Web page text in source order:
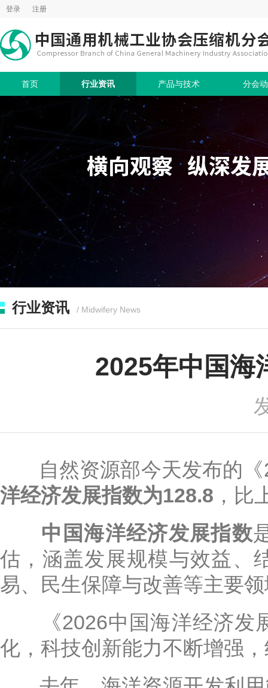
登录 注册
首页 行业资讯 产品与技术 分会
行业资讯 / Midwifery News
2025年中国海
自然资源部今天发布的《
洋经济发展指数为128.8 ，比
中国海洋经济发展指数
估，涵盖发展规模与效益、
易、民生保障与改善等主要
《2026中国海洋经济发
化，科技创新能力不断增强